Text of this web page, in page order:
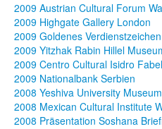
2009 Austrian Cultural Forum
2009 Highgate Gallery London
2009 Goldenes
2009 Yitzhak Rabin Hillel
2009 Centro Cultural Isidro
2009 Nationalbank Serbien
2008 Yeshiva University
2008 Mexican Cultural Institute
2008 Präsentation Soshana